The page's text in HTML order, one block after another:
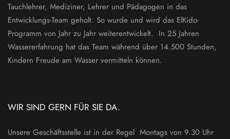
Tauchlehrer, Mediziner, Lehrer und Pädagogen in das
Entwicklungs-Team geholt. So wurde und wird das ElKido-
Programm von Jahr zu Jahr weiterentwickelt. In 25 Jahren
Wassererfahrung hat das Team während über 14.500 Stunden,
Kindern Freude am Wasser vermitteln können.
WIR SIND GERN FÜR SIE DA.
Unsere Geschäftsstelle ist in der Regel Montags von 9.30 Uhr